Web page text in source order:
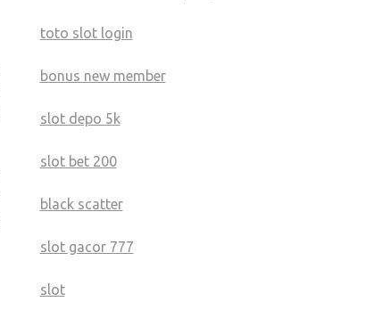
toto slot login
bonus new member
slot depo 5k
slot bet 200
black scatter
slot gacor 777
slot